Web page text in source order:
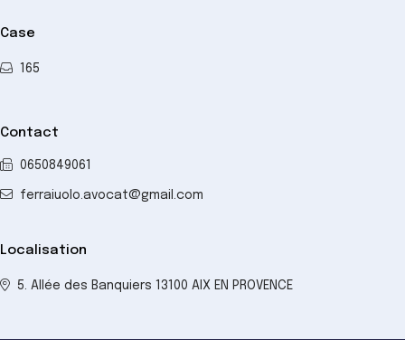
Case
165
Contact
0650849061
ferraiuolo.avocat@gmail.com
Localisation
5. Allée des Banquiers 13100 AIX EN PROVENCE